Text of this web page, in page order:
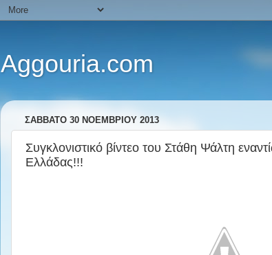
Aggouria.com
ΣΆΒΒΑΤΟ 30 ΝΟΕΜΒΡΊΟΥ 2013
Συγκλονιστικό βίντεο του Στάθη Ψάλτη
Ελλάδας!!!